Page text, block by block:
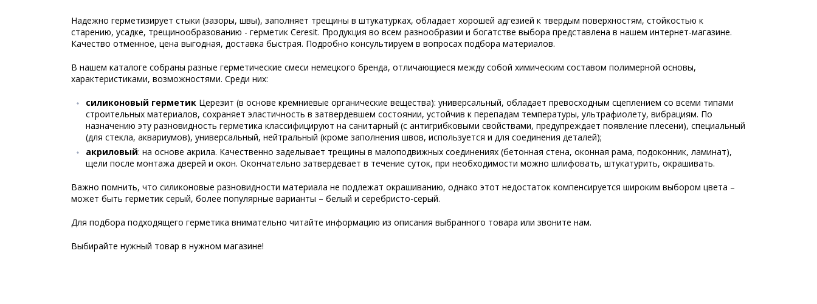
Надежно герметизирует стыки (зазоры, швы), заполняет трещины в штукатурках, обладает хорошей адгезией к твердым поверхностям, стойкостью к
старению, усадке, трещинообразованию - герметик Ceresit. Продукция во всем разнообразии и богатстве выбора представлена в нашем интернет-магазине.
Качество отменное, цена выгодная, доставка быстрая. Подробно консультируем в вопросах подбора материалов.
В нашем каталоге собраны разные герметические смеси немецкого бренда, отличающиеся между собой химическим составом полимерной основы,
характеристиками, возможностями. Среди них:
силиконовый герметик Церезит (в основе кремниевые органические вещества): универсальный, обладает превосходным сцеплением со всеми типами
строительных материалов, сохраняет эластичность в затвердевшем состоянии, устойчив к перепадам температуры, ультрафиолету, вибрациям. По
назначению эту разновидность герметика классифицируют на санитарный (с антигрибковыми свойствами, предупреждает появление плесени), специальный
(для стекла, аквариумов), универсальный, нейтральный (кроме заполнения швов, используется и для соединения деталей);
акриловый: на основе акрила. Качественно заделывает трещины в малоподвижных соединениях (бетонная стена, оконная рама, подоконник, ламинат),
щели после монтажа дверей и окон. Окончательно затвердевает в течение суток, при необходимости можно шлифовать, штукатурить, окрашивать.
Важно помнить, что силиконовые разновидности материала не подлежат окрашиванию, однако этот недостаток компенсируется широким выбором цвета –
может быть герметик серый, более популярные варианты – белый и серебристо-серый.
Для подбора подходящего герметика внимательно читайте информацию из описания выбранного товара или звоните нам.
Выбирайте нужный товар в нужном магазине!